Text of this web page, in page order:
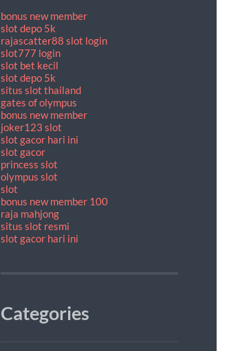
bonus new member
slot depo 5k
rajascatter88 slot login
slot777 login
slot bet kecil
slot depo 5k
situs slot thailand
gates of olympus
bonus new member
joker123 slot
slot gacor hari ini
slot gacor
princess slot
olympus slot
slot
bonus new member 100
raja mahjong
situs slot resmi
slot gacor hari ini
Categories